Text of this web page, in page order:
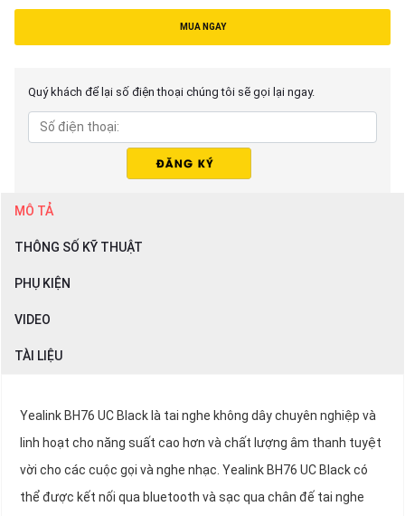
MUA NGAY
Quý khách để lại số điện thoại chúng tôi sẽ gọi lại ngay.
MÔ TẢ
THÔNG SỐ KỸ THUẬT
PHỤ KIỆN
VIDEO
TÀI LIỆU
Yealink BH76 UC Black là tai nghe không dây chuyên nghiệp và
linh hoạt cho năng suất cao hơn và chất lượng âm thanh tuyệt
vời cho các cuộc gọi và nghe nhạc. Yealink BH76 UC Black có
thể được kết nối qua bluetooth và sạc qua chân đế tai nghe